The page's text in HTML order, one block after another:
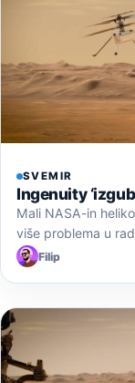
SVEMIR
Ingenuity
Mali NASA-in
više problema u
Filip